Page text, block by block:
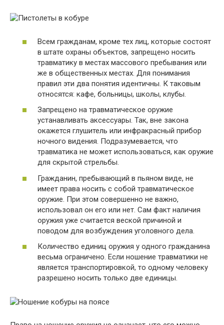
Всем гражданам, кроме тех лиц, которые состоят
в штате охраны объектов, запрещено носить
травматику в местах массового пребывания или
же в общественных местах. Для понимания
правил эти два понятия идентичны. К таковым
относятся: кафе, больницы, школы, клубы.
Запрещено на травматическое оружие
устанавливать аксессуары. Так, вне закона
окажется глушитель или инфракрасный прибор
ночного видения. Подразумевается, что
травматика не может использоваться, как оружие
для скрытой стрельбы.
Гражданин, пребывающий в пьяном виде, не
имеет права носить с собой травматическое
оружие. При этом совершенно не важно,
использовал он его или нет. Сам факт наличия
оружия уже считается веской причиной и
поводом для возбуждения уголовного дела.
Количество единиц оружия у одного гражданина
весьма ограничено. Если ношение травматики не
является транспортировкой, то одному человеку
разрешено носить только две единицы.